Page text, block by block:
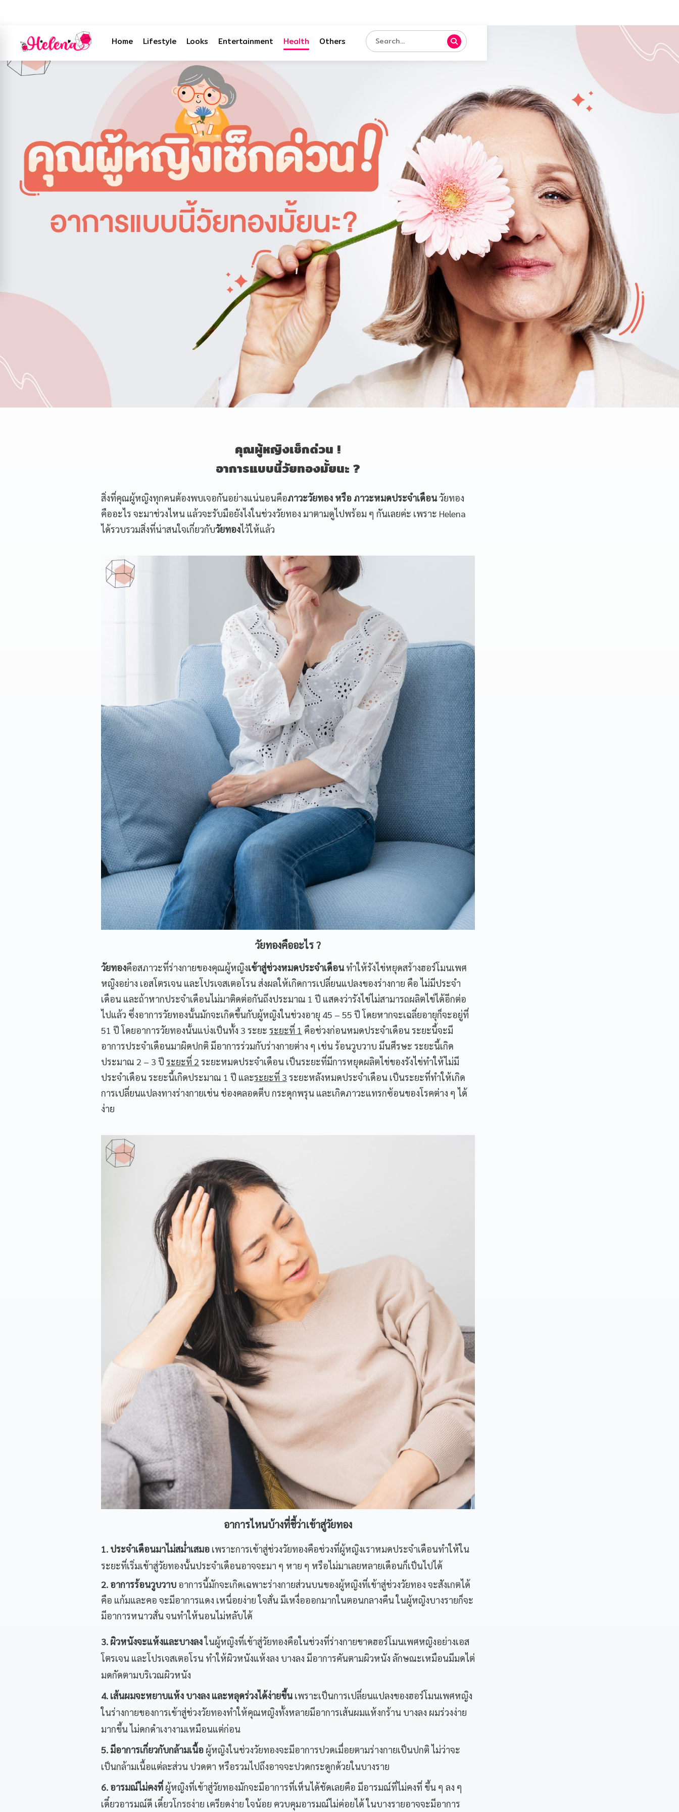
Home Lifestyle Looks Entertainment Health Others
คุณผู้หญิงเช็กด่วน !
อาการแบบนี้วัยทองมั้ยนะ ?
สิ่งที่คุณผู้หญิงทุกคนต้องพบเจอกันอย่างแน่นอนคือภาวะวัยทอง หรือ ภาวะหมดประจำเดือนวัยทอง
คืออะไร จะมาช่วงไหน แล้วจะรับมือยังไงในช่วงวัยทอง มาตามดูไปพร้อม ๆ กันเลยค่ะ เพราะ Helena
ได้รวบรวมสิ่งที่น่าสนใจเกี่ยวกับวัยทองไว้ให้แล้ว
วัยทองคืออะไร ?
วัยทองคือสภาวะที่ร่างกายของคุณผู้หญิงเข้าสู่ช่วงหมดประจำเดือนทำให้รังไข่หยุดสร้างฮอร์โมนเพศ
หญิงอย่าง เอสโตรเจน และโปรเจสเตอโรน ส่งผลให้เกิดการเปลี่ยนแปลงของร่างกาย คือ ไม่มีประจำ
เดือน และถ้าหากประจำเดือนไม่มาติดต่อกันถึงประมาณ 1 ปี แสดงว่ารังไข่ไม่สามารถผลิตไข่ได้อีกต่อ
ไปแล้ว ซึ่งอาการวัยทองนั้นมักจะเกิดขึ้นกับผู้หญิงในช่วงอายุ 45 – 55 ปี โดยหากจะเฉลี่ยอายุก็จะอยู่ที่
51 ปี โดยอาการวัยทองนั้นแบ่งเป็นทั้ง 3 ระยะ ระยะที่ 1 คือช่วงก่อนหมดประจำเดือน ระยะนี้จะมี
อาการประจำเดือนมาผิดปกติ มีอาการร่วมกับร่างกายต่าง ๆ เช่น ร้อนวูบวาบ มึนศีรษะ ระยะนี้เกิด
ประมาณ 2 – 3 ปี ระยะที่ 2 ระยะหมดประจำเดือน เป็นระยะที่มีการหยุดผลิตไข่ของรังไข่ทำให้ไม่มี
ประจำเดือน ระยะนี้เกิดประมาณ 1 ปี และระยะที่ 3 ระยะหลังหมดประจำเดือน เป็นระยะที่ทำให้เกิด
การเปลี่ยนแปลงทางร่างกายเช่น ช่องคลอดตีบ กระดุกพรุน และเกิดภาวะแทรกซ้อนของโรคต่าง ๆ ได้
ง่าย
อาการไหนบ้างที่ชี้ว่าเข้าสู่วัยทอง
1. ประจำเดือนมาไม่สม่ำเสมอเพราะการเข้าสู่ช่วงวัยทองคือช่วงที่ผู้หญิงเราหมดประจำเดือนทำให้ใน
ระยะที่เริ่มเข้าสู่วัยทองนั้นประจำเดือนอาจจะมา ๆ หาย ๆ หรือไม่มาเลยหลายเดือนก็เป็นไปได้
2. อาการร้อนวูบวาบอาการนี้มักจะเกิดเฉพาะร่างกายส่วนบนของผู้หญิงที่เข้าสู่ช่วงวัยทอง จะสังเกตได้
คือ แก้มและคอ จะมีอาการแดง เหนื่อยง่าย ใจสั่น มีเหงื่อออกมากในตอนกลางคืน ในผู้หญิงบางรายก็จะ
มีอาการหนาวสั่น จนทำให้นอนไม่หลับได้
3. ผิวหนังจะแห้งและบางลงในผู้หญิงที่เข้าสู่วัยทองคือในช่วงที่ร่างกายขาดฮอร์โมนเพศหญิงอย่างเอส
โตรเจน และโปรเจสเตอโรน ทำให้ผิวหนังแห้งลง บางลง มีอาการคันตามผิวหนัง ลักษณะเหมือนมีมดไต่
มดกัดตามบริเวณผิวหนัง
4. เส้นผมจะหยาบแห้ง บางลง และหลุดร่วงได้ง่ายขึ้นเพราะเป็นการเปลี่ยนแปลงของฮอร์โมนเพศหญิง
ในร่างกายของการเข้าสู่ช่วงวัยทองทำให้คุณหญิงทั้งหลายมีอาการเส้นผมแห้งกร้าน บางลง ผมร่วงง่าย
มากขึ้น ไม่ดกดำเงางามเหมือนแต่ก่อน
5. มีอาการเกี่ยวกับกล้ามเนื้อผู้หญิงในช่วงวัยทองจะมีอาการปวดเมื่อยตามร่างกายเป็นปกติ ไม่ว่าจะ
เป็นกล้ามเนื้อแต่ละส่วน ปวดตา หรือรวมไปถึงอาจจะปวดกระดูกด้วยในบางราย
6. อารมณ์ไม่คงที่ ผู้หญิงที่เข้าสู่วัยทองมักจะมีอาการที่เห็นได้ชัดเลยคือ มีอารมณ์ที่ไม่คงที่ ขึ้น ๆ ลง ๆ
เดี๋ยวอารมณ์ดี เดี๋ยวโกรธง่าย เครียดง่าย ใจน้อย ควบคุมอารมณ์ไม่ค่อยได้ ในบางรายอาจจะมีอาการ